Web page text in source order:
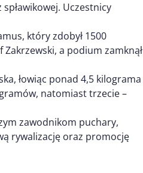
Uczestnicy
który zdobył 1500
a podium zamknął
łowiąc ponad 4,5 kilograma
natomiast trzecie –
zawodnikom puchary,
rywalizację oraz promocję